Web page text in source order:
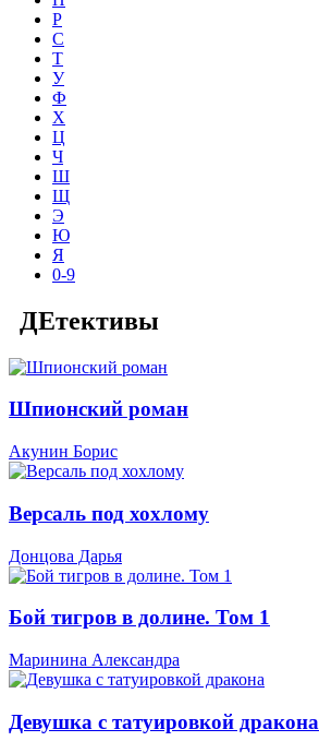
Р
С
Т
У
Ф
Х
Ц
Ч
Ш
Щ
Э
Ю
Я
0-9
ДЕтективы
Шпионский роман
Акунин Борис
Версаль под хохлому
Донцова Дарья
Бой тигров в долине. Том 1
Маринина Александра
Девушка с татуировкой дракона